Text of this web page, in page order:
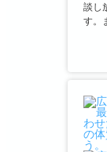
談し
す。